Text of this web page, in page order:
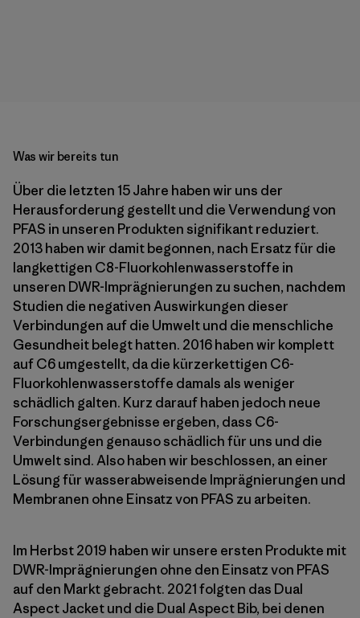
Was wir bereits tun
Über die letzten 15 Jahre haben wir uns der
Herausforderung gestellt und die Verwendung von
PFAS in unseren Produkten signifikant reduziert.
2013 haben wir damit begonnen, nach Ersatz für die
langkettigen C8-Fluorkohlenwasserstoffe in
unseren DWR-Imprägnierungen zu suchen, nachdem
Studien die negativen Auswirkungen dieser
Verbindungen auf die Umwelt und die menschliche
Gesundheit belegt hatten. 2016 haben wir komplett
auf C6 umgestellt, da die kürzerkettigen C6-
Fluorkohlenwasserstoffe damals als weniger
schädlich galten. Kurz darauf haben jedoch neue
Forschungsergebnisse ergeben, dass C6-
Verbindungen genauso schädlich für uns und die
Umwelt sind. Also haben wir beschlossen, an einer
Lösung für wasserabweisende Imprägnierungen und
Membranen ohne Einsatz von PFAS zu arbeiten.
Im Herbst 2019 haben wir unsere ersten Produkte mit
DWR-Imprägnierungen ohne den Einsatz von PFAS
auf den Markt gebracht. 2021 folgten das Dual
Aspect Jacket und die Dual Aspect Bib, bei denen